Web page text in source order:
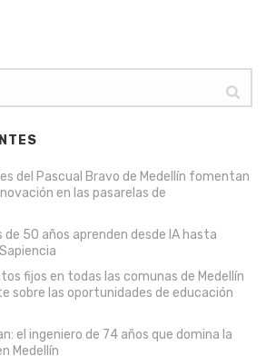
del Pascual Bravo de Medellín fomentan
en las pasarelas de
de 50 años aprenden desde IA hasta
fijos en todas las comunas de Medellín
sobre las oportunidades de educación
el ingeniero de 74 años que domina la
Medellín